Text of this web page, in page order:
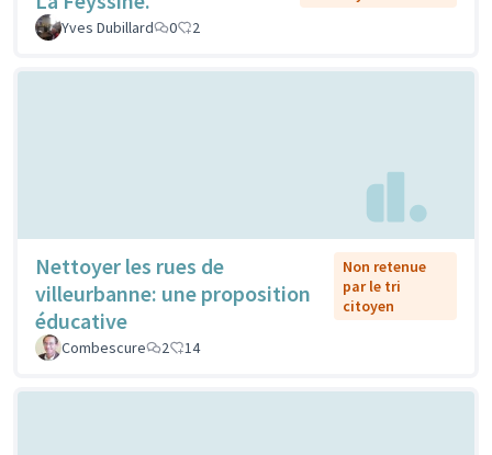
Yves Dubillard
0 2
Nettoyer les rues de
villeurbanne: une proposition
éducative
Non retenue
par le tri
citoyen
Combescure 2 14